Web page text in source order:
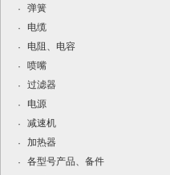
·
弹簧
·
电缆
·
电阻、电容
·
喷嘴
·
过滤器
·
电源
·
减速机
·
加热器
·
各型号产品、备件